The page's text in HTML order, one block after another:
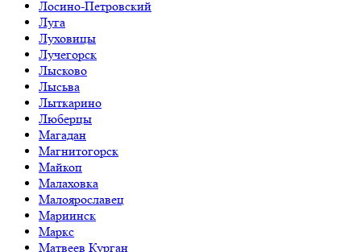
Лосино-Петровский
Луга
Луховицы
Лучегорск
Лысково
Лысьва
Лыткарино
Люберцы
Магадан
Магнитогорск
Майкоп
Малаховка
Малоярославец
Мариинск
Маркс
Матвеев Курган